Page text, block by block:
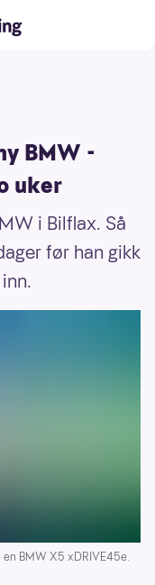
BMW -
uker
i Bilflax. Så
før han gikk
en BMW X5 xDRIVE45e.